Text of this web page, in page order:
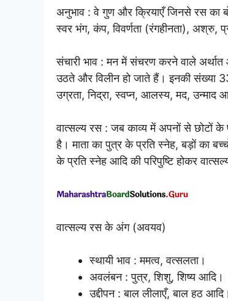
अनुभाव : वे गुण और क्रियाएँ जिनसे रस का
स्वर भंग, कंप, विवर्णता (रंगहीनता), अश्रु,
संचारी भाव : मन में संचरण करने वाले
उठते और विलीन हो जाते हैं। इनकी संख्या 33
उग्रता, निद्रा, स्वप्न, आलस्य, मद, उन्माद
वात्सल्य रस : जब काव्य में अपनों से छोटों के
है। माता का पुत्र के प्रति स्नेह, बड़ों का
के प्रति स्नेह आदि की परिपुष्टि होकर
वात्सल्य रस के अंग (अवयव)
स्थायी भाव : ममत्व, वत्सलता।
अवलंबन : पुत्र, शिशु, शिष्य आदि।
उद्दीपन : बाल लीलाएँ, बाल हठ आदि।